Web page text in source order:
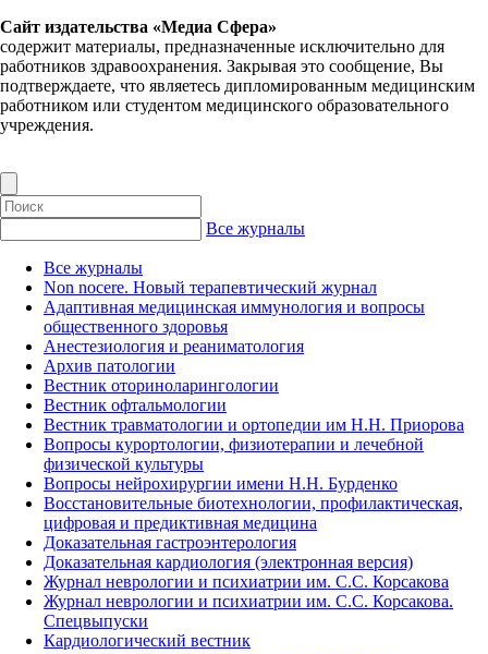
Сайт издательства «Медиа Сфера»
содержит материалы, предназначенные исключительно для
работников здравоохранения. Закрывая это сообщение, Вы
подтверждаете, что являетесь дипломированным медицинским
работником или студентом медицинского образовательного
учреждения.
Все журналы
Все журналы
Non nocere. Новый терапевтический журнал
Адаптивная медицинская иммунология и вопросы
общественного здоровья
Анестезиология и реаниматология
Архив патологии
Вестник оториноларингологии
Вестник офтальмологии
Вестник травматологии и ортопедии им Н.Н. Приорова
Вопросы курортологии, физиотерапии и лечебной
физической культуры
Вопросы нейрохирургии имени Н.Н. Бурденко
Восстановительные биотехнологии, профилактическая,
цифровая и предиктивная медицина
Доказательная гастроэнтерология
Доказательная кардиология (электронная версия)
Журнал неврологии и психиатрии им. С.С. Корсакова
Журнал неврологии и психиатрии им. С.С. Корсакова.
Спецвыпуски
Кардиологический вестник